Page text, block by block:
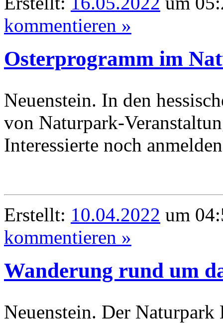
kommentieren »
Osterprogramm im
Neuenstein. In den
von Naturpark-
Interessierte noch
Erstellt: 10.04.2022 um
kommentieren »
Wanderung rund um
Neuenstein. Der